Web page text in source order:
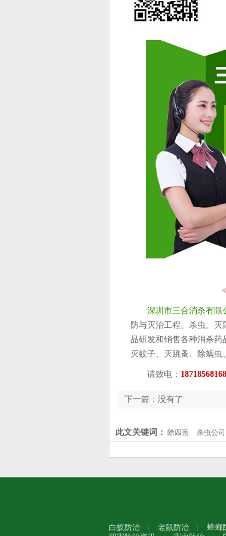
深圳市三合消杀有限
防与灭治工程、杀虫、
品研发和销售各种消杀药
灭蚊子、灭跳蚤、除螨虫
请致电：
下一篇：没有了
此文关键词： 除四害 杀虫公司
白蚁防治 老鼠防治 蟑螂